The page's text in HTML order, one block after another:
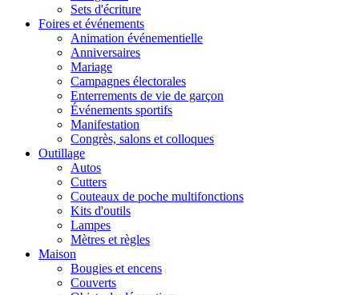
Sets d'écriture
Foires et événements
Animation événementielle
Anniversaires
Mariage
Campagnes électorales
Enterrements de vie de garçon
Événements sportifs
Manifestation
Congrès, salons et colloques
Outillage
Autos
Cutters
Couteaux de poche multifonctions
Kits d'outils
Lampes
Mètres et règles
Maison
Bougies et encens
Couverts